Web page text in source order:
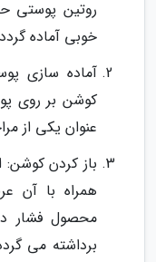
روتین پوستی
خوبی آماده
آماده سازی
کوشن بر روی
عنوان یکی از
باز کردن
همراه با آن
محصول فشار
برداشته می